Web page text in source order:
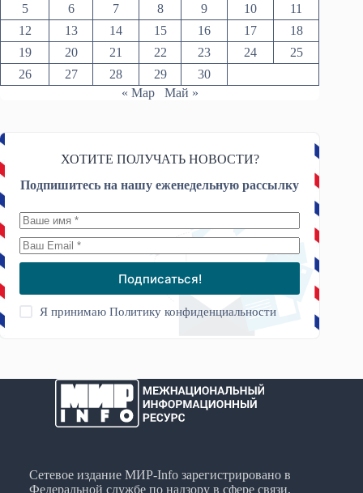
5
6 7 8 9 10
11
12
13 14 15 16 17
18
19
20 21 22 23 24
25
26
27 28 29
30
« Мар
Май »
ХОТИТЕ ПОЛУЧАТЬ НОВОСТИ?
Подпишитесь на нашу еженедельную рассылку
Подписаться!
Я принимаюПолитику конфиденциальности
Сетевое издание МИР-Info зарегистрировано в
Федеральной службе по надзору в сфере связи,